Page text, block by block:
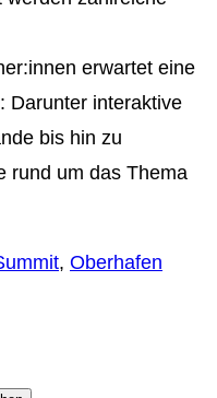
erwartet eine
Darunter interaktive
bis hin zu
rund um das Thema
, Oberhafen